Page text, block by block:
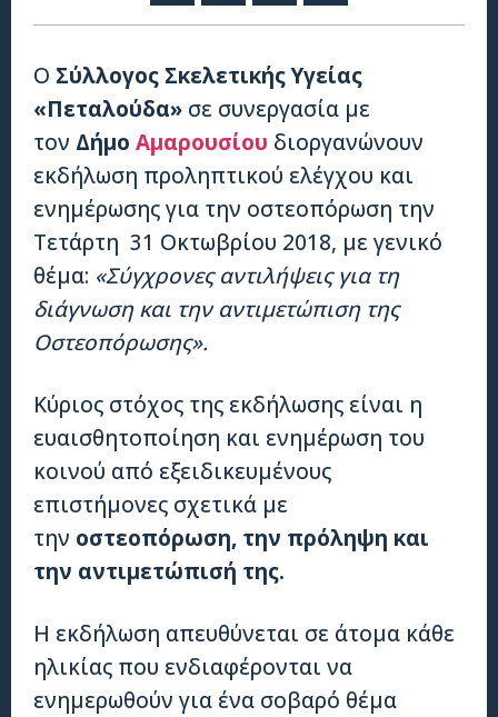
Ο Σύλλογος Σκελετικής Υγείας
«Πεταλούδα» σε συνεργασία με
τον Δήμο Αμαρουσίου διοργανώνουν
εκδήλωση προληπτικού ελέγχου και
ενημέρωσης για την οστεοπόρωση την
Τετάρτη 31 Οκτωβρίου 2018, με γενικό
θέμα: «Σύγχρονες αντιλήψεις για τη
διάγνωση και την αντιμετώπιση της
Οστεοπόρωσης».
Κύριος στόχος της εκδήλωσης είναι η
ευαισθητοποίηση και ενημέρωση του
κοινού από εξειδικευμένους
επιστήμονες σχετικά με
την οστεοπόρωση, την πρόληψη και
την αντιμετώπισή της.
Η εκδήλωση απευθύνεται σε άτομα κάθε
ηλικίας που ενδιαφέρονται να
ενημερωθούν για ένα σοβαρό θέμα